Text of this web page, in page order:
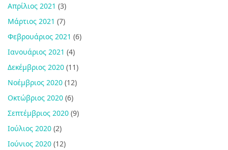
Απρίλιος 2021 (3)
Μάρτιος 2021 (7)
Φεβρουάριος 2021 (6)
Ιανουάριος 2021 (4)
Δεκέμβριος 2020 (11)
Νοέμβριος 2020 (12)
Οκτώβριος 2020 (6)
Σεπτέμβριος 2020 (9)
Ιούλιος 2020 (2)
Ιούνιος 2020 (12)